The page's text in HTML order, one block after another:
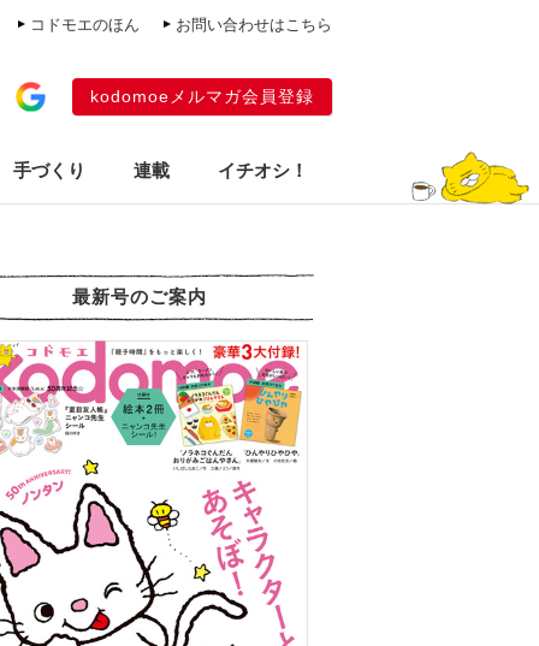
コドモエのほん お問い合わせはこちら
kodomoeメルマガ会員登録
手づくり 連載 イチオシ！
最新号のご案内